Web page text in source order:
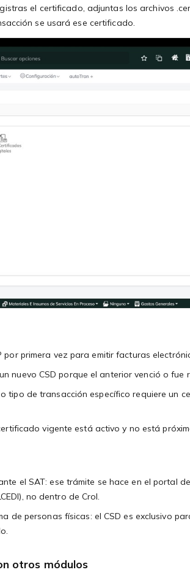
el certificado, adjuntas los archivos
se usará ese certificado.
por primera vez para emitir facturas
nuevo CSD porque el anterior venció o fue
tipo de transacción específico requiere un
vigente está activo y no está
el SAT: ese trámite se hace en el portal
no dentro de Crol.
de personas físicas: el CSD es exclusivo
otros módulos